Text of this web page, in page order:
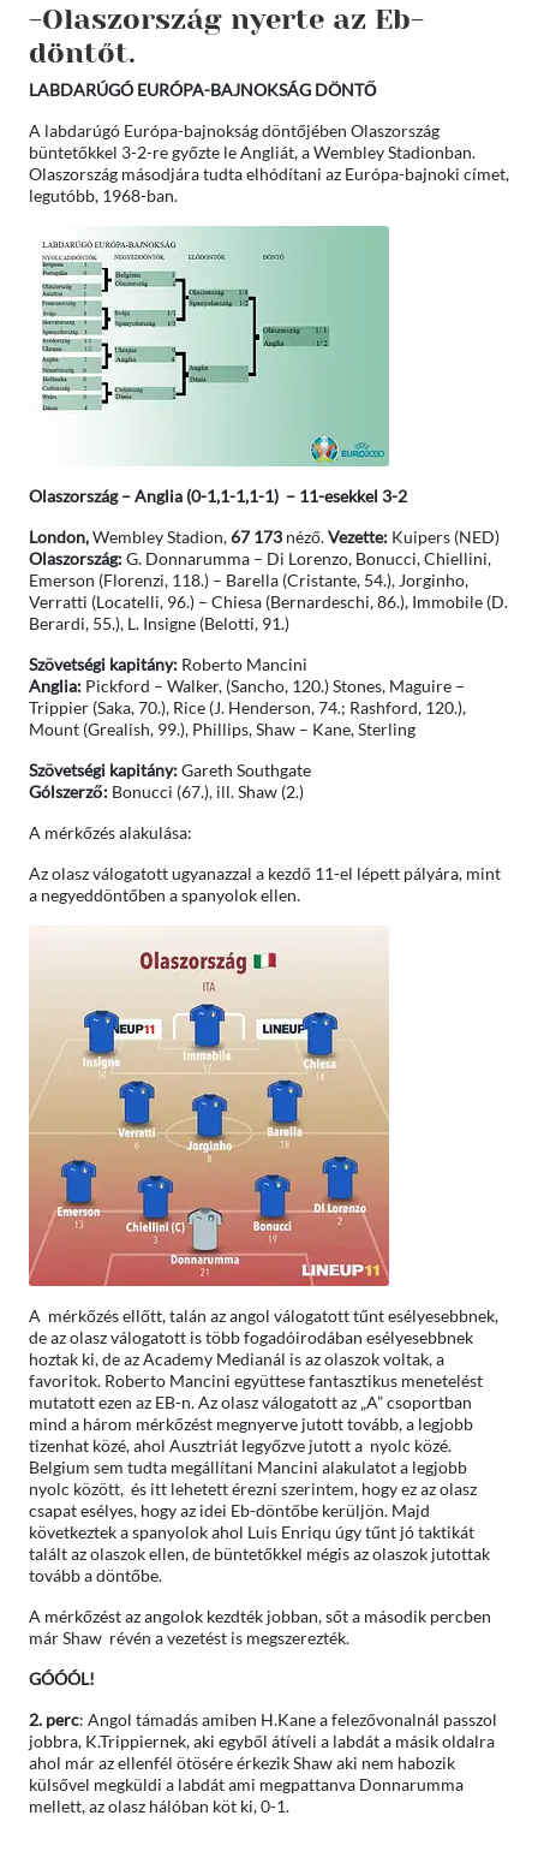
-Olaszország nyerte az Eb-
döntőt.
LABDARÚGÓ EURÓPA-BAJNOKSÁG DÖNTŐ
A labdarúgó Európa-bajnokság döntőjében Olaszország
büntetőkkel 3-2-re győzte le Angliát, a Wembley Stadionban.
Olaszország másodjára tudta elhódítani az Európa-bajnoki címet,
legutóbb, 1968-ban.
Olaszország – Anglia (0-1,1-1,1-1) – 11-esekkel 3-2
London,Wembley Stadion,67 173néző.Vezette:Kuipers (NED)
Olaszország:G. Donnarumma – Di Lorenzo, Bonucci, Chiellini,
Emerson (Florenzi, 118.) – Barella (Cristante, 54.), Jorginho,
Verratti (Locatelli, 96.) – Chiesa (Bernardeschi, 86.), Immobile (D.
Berardi, 55.), L. Insigne (Belotti, 91.)
Szövetségi kapitány:Roberto Mancini
Anglia: Pickford – Walker, (Sancho, 120.) Stones, Maguire –
Trippier (Saka, 70.), Rice (J. Henderson, 74.; Rashford, 120.),
Mount (Grealish, 99.), Phillips, Shaw – Kane, Sterling
Szövetségi kapitány:Gareth Southgate
Gólszerző:Bonucci (67.), ill. Shaw (2.)
A mérkőzés alakulása:
Az olasz válogatott ugyanazzal a kezdő 11-el lépett pályára, mint
a negyeddöntőben a spanyolok ellen.
A mérkőzés ellőtt, talán az angol válogatott tűnt esélyesebbnek,
de az olasz válogatott is több fogadóirodában esélyesebbnek
hoztak ki, de az Academy Medianál is az olaszok voltak, a
favoritok. Roberto Mancini együttese fantasztikus menetelést
mutatott ezen az EB-n. Az olasz válogatott az „A” csoportban
mind a három mérkőzést megnyerve jutott tovább, a legjobb
tizenhat közé, ahol Ausztriát legyőzve jutott a nyolc közé.
Belgium sem tudta megállítani Mancini alakulatot a legjobb
nyolc között, és itt lehetett érezni szerintem, hogy ez az olasz
csapat esélyes, hogy az idei Eb-döntőbe kerüljön. Majd
következtek a spanyolok ahol Luis Enriqu úgy tűnt jó taktikát
talált az olaszok ellen, de büntetőkkel mégis az olaszok jutottak
tovább a döntőbe.
A mérkőzést az angolok kezdték jobban, sőt a második percben
már Shaw révén a vezetést is megszerezték.
GÓÓÓL!
2. perc: Angol támadás amiben H.Kane a felezővonalnál passzol
jobbra, K.Trippiernek, aki egyből átíveli a labdát a másik oldalra
ahol már az ellenfél ötösére érkezik Shaw aki nem habozik
külsővel megküldi a labdát ami megpattanva Donnarumma
mellett, az olasz hálóban köt ki, 0-1.